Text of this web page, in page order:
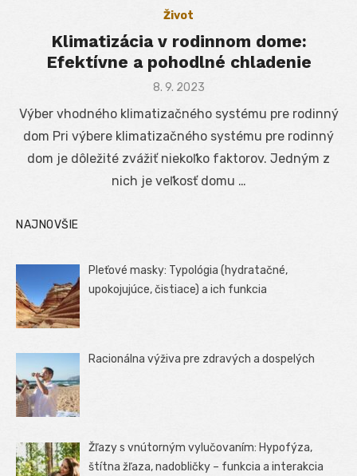
Život
Klimatizácia v rodinnom dome:
Efektívne a pohodlné chladenie
Posted
8. 9. 2023
Výber vhodného klimatizačného systému pre rodinný
dom Pri výbere klimatizačného systému pre rodinný
dom je dôležité zvážiť niekoľko faktorov. Jedným z
nich je veľkosť domu …
NAJNOVŠIE
Pleťové masky: Typológia (hydratačné,
upokojujúce, čistiace) a ich funkcia
Racionálna výživa pre zdravých a dospelých
Žľazy s vnútorným vylučovaním: Hypofýza,
štítna žľaza, nadobličky – funkcia a interakcia